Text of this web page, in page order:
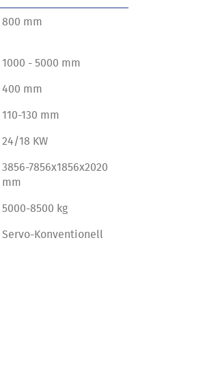
800 mm
1000 - 5000 mm
400 mm
110-130 mm
24/18 KW
3856-7856x1856x2020
mm
5000-8500 kg
Servo-Konventionell